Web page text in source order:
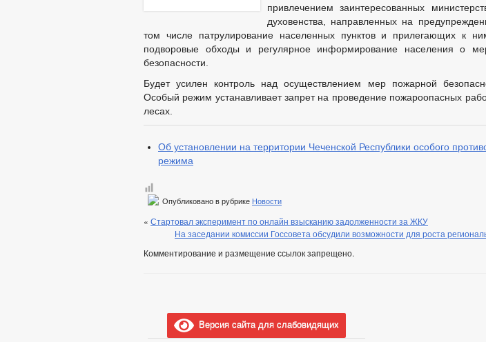
привлечением заинтересованных
духовенства, направленных на
том числе патрулирование населенных пунктов и прилегающих к
подворовые обходы и регулярное информирование населения о
безопасности.
Будет усилен контроль над осуществлением мер пожарной
Особый режим устанавливает запрет на проведение пожароопасных
лесах.
Об установлении на территории Чеченской Республики особого
режима
Опубликовано в рубрике Новости
« Стартовал эксперимент по онлайн взысканию задолженности за ЖКУ
На заседании комиссии Госсовета обсудили возможности для роста
Комментирование и размещение ссылок запрещено.
Версия сайта для слабовидящих